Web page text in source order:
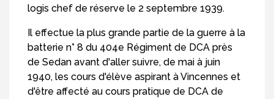
logis chef de réserve le 2 septembre 1939.
Il effectue la plus grande partie de la guerre à la
batterie n° 8 du 404e Régiment de DCA près
de Sedan avant d'aller suivre, de mai à juin
1940, les cours d'élève aspirant à Vincennes et
d'être affecté au cours pratique de DCA de